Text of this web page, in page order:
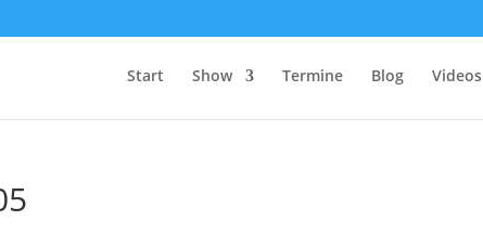
Start Show Termine Blog Videos